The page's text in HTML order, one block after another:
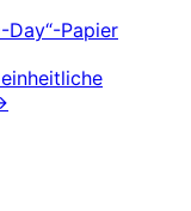
Day“-Papier